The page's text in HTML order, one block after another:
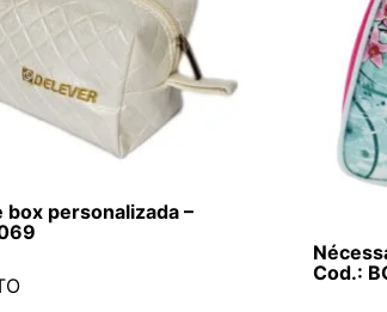
box personalizada –
Cod.: